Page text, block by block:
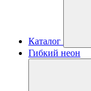
Каталог
Гибкий неон